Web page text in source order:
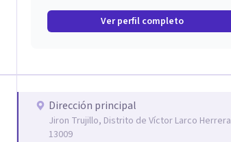
Ver perfil completo
Dirección principal
Jiron Trujillo, Distrito de Víctor Larco Herrera
13009